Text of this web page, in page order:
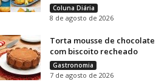
Coluna Diária
8 de agosto de 2026
Torta mousse de chocolate
com biscoito recheado
Gastronomia
7 de agosto de 2026